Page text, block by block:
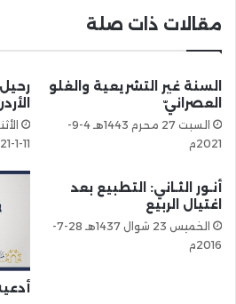
مقالات ذات صلة
السنة غير التشريعية والغلو
العصرانيّ
السبت 27 محرم 1443هـ 4-9-
2021م
11-1-2021م
أنـور الثـاني: التطبيع بعد
اغتيال الربيع
الخميس 23 شوال 1437هـ 28-7-
2016م